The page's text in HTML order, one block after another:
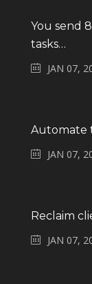
You send
tasks…
JAN 07,
Automate
JAN 07,
Reclaim
JAN 07,